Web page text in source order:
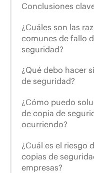
Conclusiones
¿Cuáles son las
comunes de fallo
seguridad?
¿Qué debo hacer
de seguridad?
¿Cómo puedo
de copia de
ocurriendo?
¿Cuál es el riesgo
copias de
empresas?